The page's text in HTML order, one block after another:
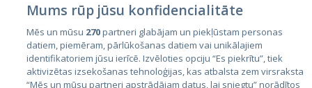
Страны
Эстония
Mums rūp jūsu konfidencialitāte
Mēs un mūsu 270partneri glabājam un piekļūstam personas
datiem, piemēram, pārlūkošanas datiem vai unikālajiem
identifikatoriem jūsu ierīcē. Izvēloties opciju “Es piekrītu”, tiek
aktivizētas izsekošanas tehnoloģijas, kas atbalsta zem virsraksta
“Mēs un mūsu partneri apstrādājam datus, lai sniegtu” norādītos